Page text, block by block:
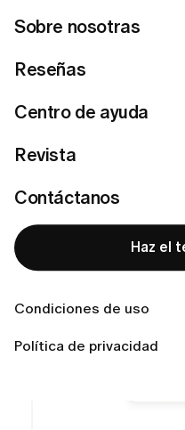
Sobre nosotras
Reseñas
Centro de ayuda
Revista
Contáctanos
Haz el
Condiciones de uso
Política de privacidad
Usuarios registrados
¿Cómo